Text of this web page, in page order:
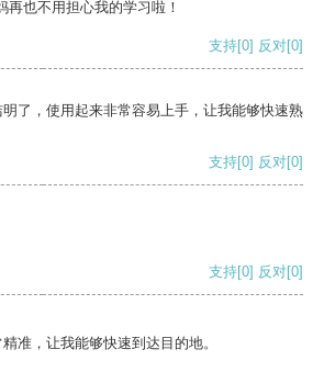
再也不用担心我的学习啦！
支持[0] 反对[0]
了，使用起来非常容易上手，让我能够快速熟
支持[0] 反对[0]
支持[0] 反对[0]
准，让我能够快速到达目的地。